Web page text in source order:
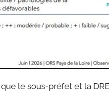
le sous-préfet et la